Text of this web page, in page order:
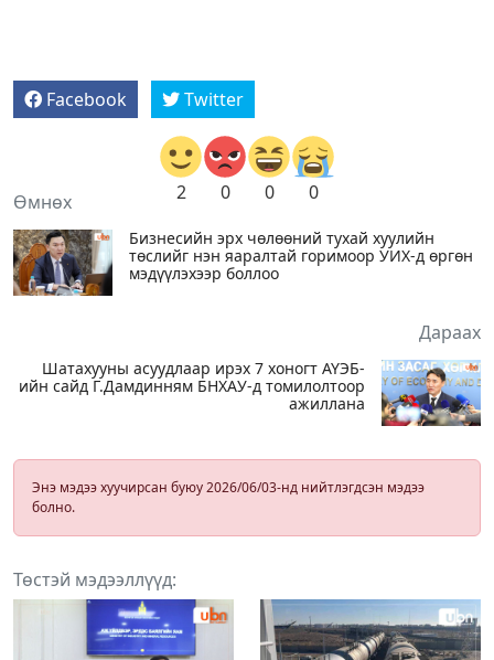
Facebook Twitter
2 0 0 0
Өмнөх
Бизнесийн эрх чөлөөний тухай хуулийн
төслийг нэн яаралтай горимоор УИХ-д өргөн
мэдүүлэхээр боллоо
Дараах
Шатахууны асуудлаар ирэх 7 хоногт АҮЭБ-
ийн сайд Г.Дамдинням БНХАУ-д томилолтоор
ажиллана
Энэ мэдээ хуучирсан буюу 2026/06/03-нд нийтлэгдсэн мэдээ
болно.
Төстэй мэдээллүүд: